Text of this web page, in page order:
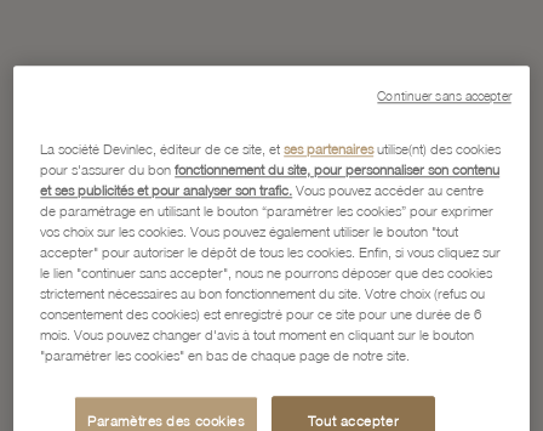
La société Devinlec, éditeur de ce site, etses partenairesutilise(nt) des cookies
pour s'assurer du bonfonctionnement du site, pour personnaliser son contenu
et ses publicités et pour analyser son trafic. Vous pouvez accéder au centre
de paramétrage en utilisant le bouton “paramétrer les cookies” pour exprimer
vos choix sur les cookies. Vous pouvez également utiliser le bouton "tout
accepter" pour autoriser le dépôt de tous les cookies. Enfin, si vous cliquez sur
le lien "continuer sans accepter", nous ne pourrons déposer que des cookies
strictement nécessaires au bon fonctionnement du site. Votre choix (refus ou
consentement des cookies) est enregistré pour ce site pour une durée de 6
mois. Vous pouvez changer d'avis à tout moment en cliquant sur le bouton
"paramétrer les cookies" en bas de chaque page de notre site.
Paramètres des cookies Tout accepter
Continuer sans accepter